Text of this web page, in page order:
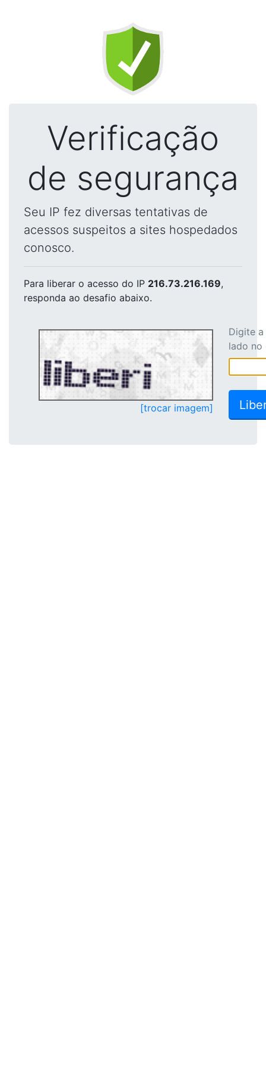
Verificação
de segurança
Seu IP fez diversas tentativas de
acessos suspeitos a sites hospedados
conosco.
Para liberar o acesso do IP 216.73.216.169,
responda ao desafio abaixo.
[trocar imagem]
Digite
lado no